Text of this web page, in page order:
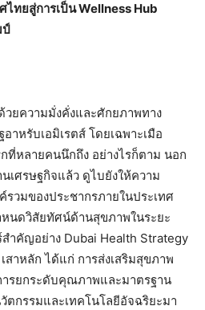
ไทยสู่การเป็นWellness Hub
ป์
วยความมั่งคั่งและศักยภาพทาง
าหรับเอมิเรตส์ โดยเฉพาะเมือ
ที่หลายคนนึกถึง อย่างไรก็ตาม นอก
เศรษฐกิจแล้ว ดูไบยังให้ความ
วมของประชากรภายในประเทศ
นดวิสัยทัศน์ด้านสุขภาพในระยะ
ำคัญอย่าง Dubai Health Strategy
สาหลัก ได้แก่ การส่งเสริมสุขภาพ
รยกระดับคุณภาพและมาตรฐาน
ตกรรมและเทคโนโลยีอัจฉริยะมา